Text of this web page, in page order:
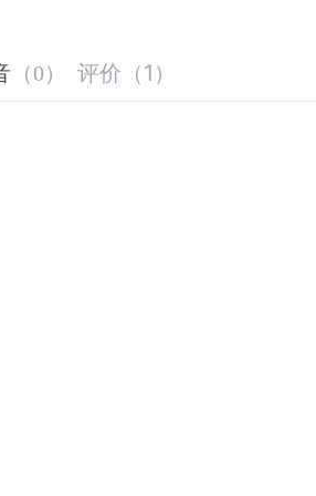
（0） 评价 （1 ）